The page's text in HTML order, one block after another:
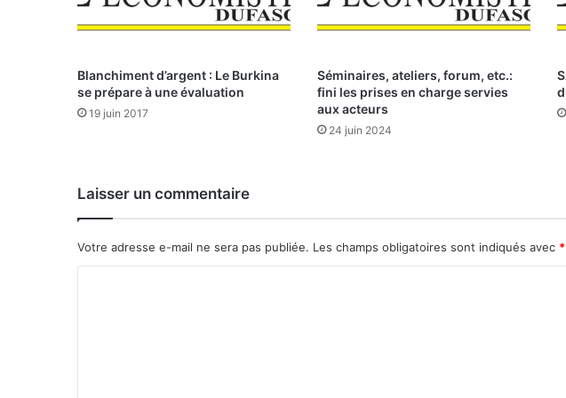
U
i
i
t
Blanchiment d’argent : Le Burkina
se prépare à une évaluation
19 juin 2017
Séminaires, ateliers, forum, etc.:
fini les prises en charge servies
aux acteurs
24 juin 2024
Laisser un commentaire
Votre adresse e-mail ne sera pas publiée. Les champs obligatoires sont indiqués avec *